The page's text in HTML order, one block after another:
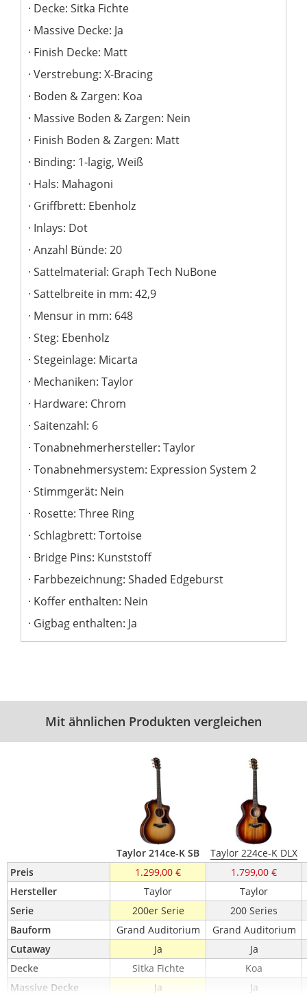
Decke: Sitka Fichte
Massive Decke: Ja
Finish Decke: Matt
Verstrebung: X-Bracing
Boden & Zargen: Koa
Massive Boden & Zargen: Nein
Finish Boden & Zargen: Matt
Binding: 1-lagig, Weiß
Hals: Mahagoni
Griffbrett: Ebenholz
Inlays: Dot
Anzahl Bünde: 20
Sattelmaterial: Graph Tech NuBone
Sattelbreite in mm: 42,9
Mensur in mm: 648
Steg: Ebenholz
Stegeinlage: Micarta
Mechaniken: Taylor
Hardware: Chrom
Saitenzahl: 6
Tonabnehmerhersteller: Taylor
Tonabnehmersystem: Expression System 2
Stimmgerät: Nein
Rosette: Three Ring
Schlagbrett: Tortoise
Bridge Pins: Kunststoff
Farbbezeichnung: Shaded Edgeburst
Koffer enthalten: Nein
Gigbag enthalten: Ja
Mit ähnlichen Produkten vergleichen
Taylor 214ce-K SB
Taylor 224ce-K DLX
Preis
1.299,00 €
1.799,00 €
Hersteller
Taylor
Taylor
Serie
200er Serie
200 Series
Bauform
Grand Auditorium
Grand Auditorium
Cutaway
Ja
Ja
Decke
Sitka Fichte Koa
Massive Decke
Ja
Ja